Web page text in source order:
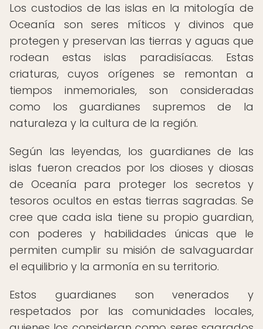
Los custodios de las islas en la mitología de
Oceanía son seres míticos y divinos que
protegen y preservan las tierras y aguas que
rodean estas islas paradisíacas. Estas
criaturas, cuyos orígenes se remontan a
tiempos inmemoriales, son consideradas
como los guardianes supremos de la
naturaleza y la cultura de la región.
Según las leyendas, los guardianes de las
islas fueron creados por los dioses y diosas
de Oceanía para proteger los secretos y
tesoros ocultos en estas tierras sagradas. Se
cree que cada isla tiene su propio guardian,
con poderes y habilidades únicas que le
permiten cumplir su misión de salvaguardar
el equilibrio y la armonía en su territorio.
Estos guardianes son venerados y
respetados por las comunidades locales,